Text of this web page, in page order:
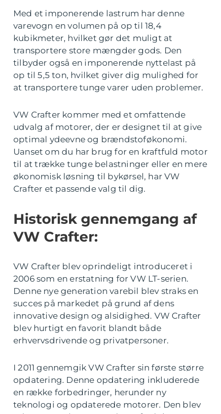
Med et imponerende lastrum har denne
varevogn en volumen på op til 18,4
kubikmeter, hvilket gør det muligt at
transportere store mængder gods. Den
tilbyder også en imponerende nyttelast på
op til 5,5 ton, hvilket giver dig mulighed for
at transportere tunge varer uden problemer.
VW Crafter kommer med et omfattende
udvalg af motorer, der er designet til at give
optimal ydeevne og brændstoføkonomi.
Uanset om du har brug for en kraftfuld motor
til at trække tunge belastninger eller en mere
økonomisk løsning til bykørsel, har VW
Crafter et passende valg til dig.
Historisk gennemgang af
VW Crafter:
VW Crafter blev oprindeligt introduceret i
2006 som en erstatning for VW LT-serien.
Denne nye generation varebil blev straks en
succes på markedet på grund af dens
innovative design og alsidighed. VW Crafter
blev hurtigt en favorit blandt både
erhvervsdrivende og privatpersoner.
I 2011 gennemgik VW Crafter sin første større
opdatering. Denne opdatering inkluderede
en række forbedringer, herunder ny
teknologi og opdaterede motorer. Den blev